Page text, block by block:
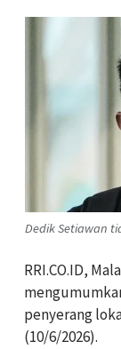
Dedik Setiawan
RRI.CO.ID,
penyerang
(10/6/2026).